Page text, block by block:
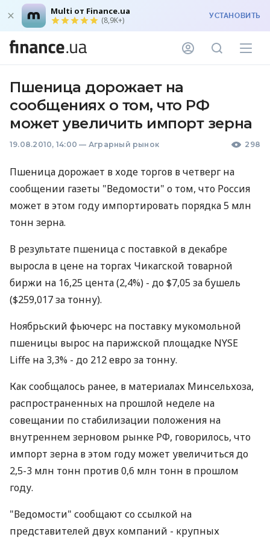
Multi от Finance.ua
(8,9K+) УСТАНОВИТЬ
Пшеница дорожает на
сообщениях о том, что РФ
может увеличить импорт зерна
19.08.2010, 14:00 — Аграрный рынок 298
Пшеница дорожает в ходе торгов в четверг на
сообщении газеты "Ведомости" о том, что Россия
может в этом году импортировать порядка 5 млн
тонн зерна.
В результате пшеница с поставкой в декабре
выросла в цене на торгах Чикагской товарной
биржи на 16,25 цента (2,4%) - до $7,05 за бушель
($259,017 за тонну).
Ноябрьский фьючерс на поставку мукомольной
пшеницы вырос на парижской площадке NYSE
Liffe на 3,3% - до 212 евро за тонну.
Как сообщалось ранее, в материалах Минсельхоза,
распространенных на прошлой неделе на
совещании по стабилизации положения на
внутреннем зерновом рынке РФ, говорилось, что
импорт зерна в этом году может увеличиться до
2,5-3 млн тонн против 0,6 млн тонн в прошлом
году.
"Ведомости" сообщают со ссылкой на
представителей двух компаний - крупных